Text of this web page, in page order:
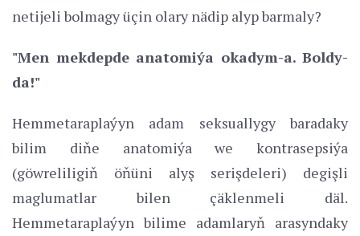
netijeli bolmagy üçin olary nädip alyp barmaly?
"Men mekdepde anatomiýa okadym-a. Boldy-
da!"
Hemmetaraplaýyn adam seksuallygy baradaky
bilim diňe anatomiýa we kontrasepsiýa
(göwreliligiň öňüni alyş serişdeleri) degişli
maglumatlar bilen çäklenmeli däl.
Hemmetaraplaýyn bilime adamlaryň arasyndaky